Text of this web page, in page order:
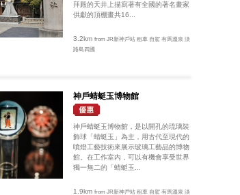
拜殿的天井上描寫著有全國的著名畫家
供獻的頂棚畫共16...
3.2kmfrom JR新神戶站 租車 自駕 有馬溫泉 淡
路島四國
神戶蜻蜓玉博物館
神戶蜻蜓玉博物館，是以開孔的琉璃裝
飾球「蜻蜓玉」為主，用古代至現代的
噴燈工藝技術來展示玻璃工藝品的博物
館。在工作室內，可以有機會享受世界
獨一無二的「蜻蜓玉...
1.9kmfrom JR新神戶站 租車 自駕 有馬溫泉 淡